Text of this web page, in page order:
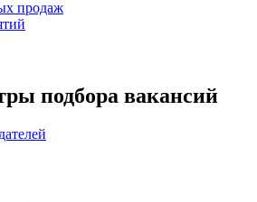
продаж
подбора вакансий